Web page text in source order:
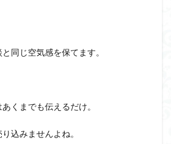
同じ空気感を保てます。
くまでも伝えるだけ。
込みませんよね。